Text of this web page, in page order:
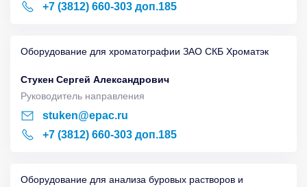
+7 (3812) 660-303 доп.185
Оборудование для хроматографии ЗАО СКБ Хроматэк
Стукен Сергей Александрович
Руководитель направления
stuken@epac.ru
+7 (3812) 660-303 доп.185
Оборудование для анализа буровых растворов и